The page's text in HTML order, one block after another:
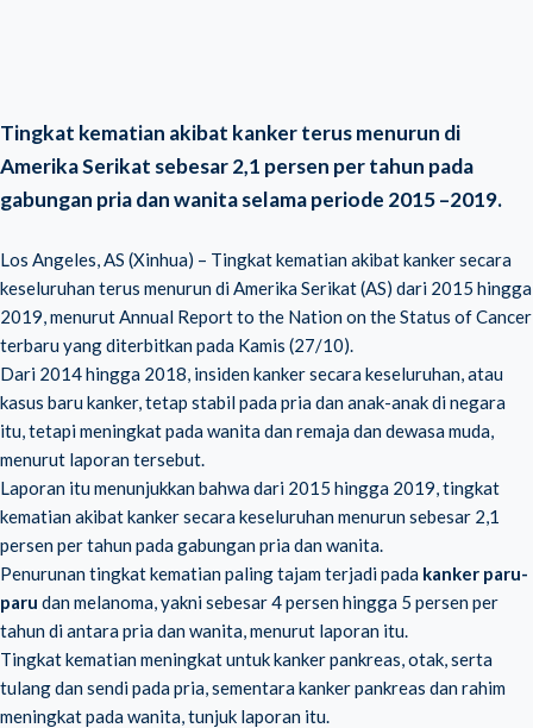
Tingkat kematian akibat kanker terus menurun di
Amerika Serikat sebesar 2,1 persen per tahun pada
gabungan pria dan wanita selama periode 2015 –2019.
Los Angeles, AS (Xinhua) – Tingkat kematian akibat kanker secara
keseluruhan terus menurun di Amerika Serikat (AS) dari 2015 hingga
2019, menurut Annual Report to the Nation on the Status of Cancer
terbaru yang diterbitkan pada Kamis (27/10).
Dari 2014 hingga 2018, insiden kanker secara keseluruhan, atau
kasus baru kanker, tetap stabil pada pria dan anak-anak di negara
itu, tetapi meningkat pada wanita dan remaja dan dewasa muda,
menurut laporan tersebut.
Laporan itu menunjukkan bahwa dari 2015 hingga 2019, tingkat
kematian akibat kanker secara keseluruhan menurun sebesar 2,1
persen per tahun pada gabungan pria dan wanita.
Penurunan tingkat kematian paling tajam terjadi pada kanker paru-
paru dan melanoma, yakni sebesar 4 persen hingga 5 persen per
tahun di antara pria dan wanita, menurut laporan itu.
Tingkat kematian meningkat untuk kanker pankreas, otak, serta
tulang dan sendi pada pria, sementara kanker pankreas dan rahim
meningkat pada wanita, tunjuk laporan itu.